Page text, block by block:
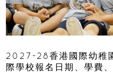
2027-28香港國際幼稚
際學校報名日期、學費